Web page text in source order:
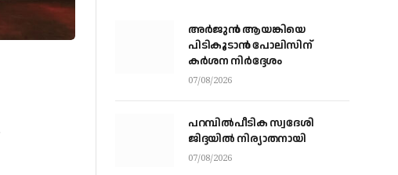
അര്‍ജുന്‍ ആയങ്കിയെ
പിടികൂടാന്‍ പോലിസിന്
കര്‍ശന നിര്‍ദ്ദേശം
07/08/2026
പറമ്പിൽപീടിക സ്വദേശി
ജിദ്ദയിൽ നിര്യാതനായി
07/08/2026